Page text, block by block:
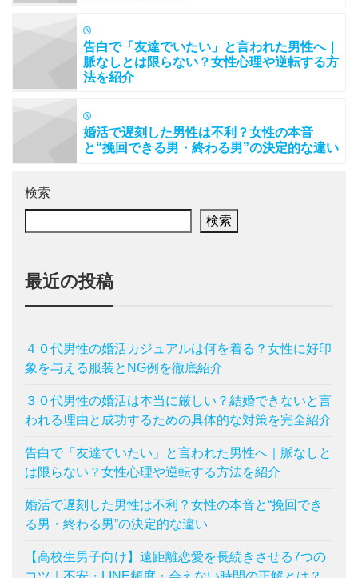
告白で「友達でいたい」と言われた男性へ｜
脈なしとは限らない？女性心理や逆転する方
法を紹介
婚活で遅刻した男性は不利？女性の本音
と“挽回できる男・終わる男”の決定的な違い
検索
検索
最近の投稿
４０代男性の婚活カジュアルは何を着る？女性に好印
象を与える服装とNG例を徹底紹介
３０代男性の婚活は本当に厳しい？結婚できないと言
われる理由と成功するための具体的な対策を完全紹介
告白で「友達でいたい」と言われた男性へ｜脈なしと
は限らない？女性心理や逆転する方法を紹介
婚活で遅刻した男性は不利？女性の本音と“挽回でき
る男・終わる男”の決定的な違い
【高校生男子向け】遠距離恋愛を長続きさせる7つの